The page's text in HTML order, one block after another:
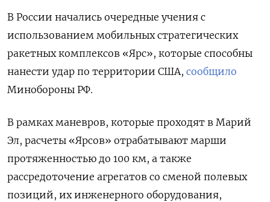
В России начались очередные учения с
использованием мобильных стратегических
ракетных комплексов «Ярс», которые способны
нанести удар по территории США, сообщило
Минобороны РФ.
В рамках маневров, которые проходят в Марий
Эл, расчеты «Ярсов» отрабатывают марши
протяженностью до 100 км, а также
рассредоточение агрегатов со сменой полевых
позиций, их инженерного оборудования,